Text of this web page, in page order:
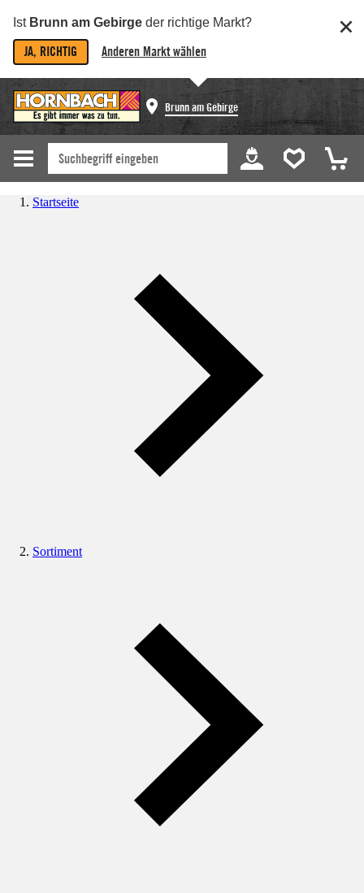
Ist Brunn am Gebirge der richtige Markt?
JA, RICHTIG Anderen Markt wählen
Brunn am Gebirge
Startseite
Sortiment